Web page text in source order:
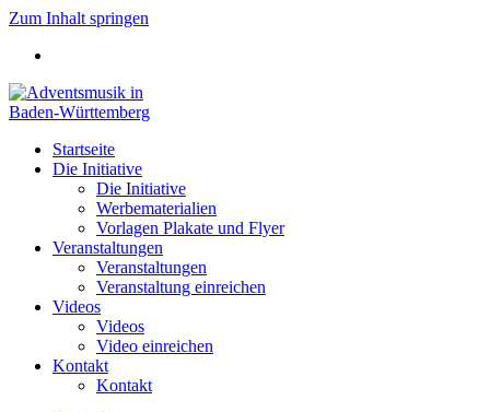
Zum Inhalt springen
Startseite
Die Initiative
Die Initiative
Werbematerialien
Vorlagen Plakate und Flyer
Veranstaltungen
Veranstaltungen
Veranstaltung einreichen
Videos
Videos
Video einreichen
Kontakt
Kontakt